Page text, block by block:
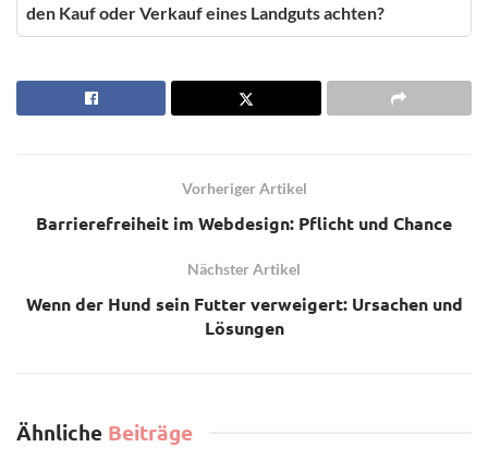
den Kauf oder Verkauf eines Landguts achten?
Vorheriger Artikel
Barrierefreiheit im Webdesign: Pflicht und Chance
Nächster Artikel
Wenn der Hund sein Futter verweigert: Ursachen und
Lösungen
Ähnliche Beiträge